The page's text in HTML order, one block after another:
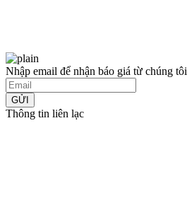
Nhập email để nhận báo giá từ chúng tôi
GỬI
Thông tin liên lạc